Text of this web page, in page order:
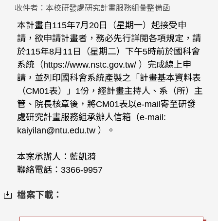
收件者：本校研發處研究計畫服務組彙整備函
本計畫自115年7月20日（星期一）起接受申
請，欲申請計畫者，務必先行詳閱各項規定，請
於115年8月11日（星期二）下午5時前於國科會
系統（https://www.nstc.gov.tw/ ）完成線上申
請，並列印國科會系統產製之「計畫基本資料表
（CM01表）」1份，經計畫主持人、系（所）主
管、院長核章後，將CM01表以e-mail寄至研發
處研究計畫服務組承辦人信箱（e-mail:
kaiyilan@ntu.edu.tw ）。
本案承辦人：藍凱漪
聯絡電話：3366-9957
檔案下載：